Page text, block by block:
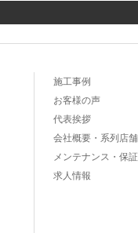
施工事例
お客様の声
代表挨拶
会社概要・系列店舗
メンテナンス・保証
求人情報